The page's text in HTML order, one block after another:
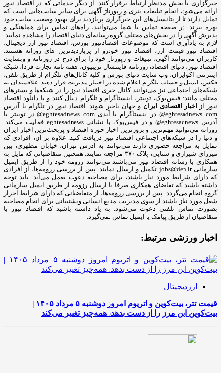
خبرگزاری با بخش مدنظر ارتباط برقرار کنند. از دیگر خدماتی که در اقتصاد نیوز
ارائه می‌شود، انجام تبلیغات بنری و رپورتاژ آگهی برای سایر سایت‌هایی است که
تمایل دارند تا از پتانسیل‌های این خبرگزاری پربازدید برای بهبود وضعیت سایت خود
بهره ببرند. در صفحه تماس با شما می‌توانید، راه‌های تماس برای هماهنگی و
پذیرش آگهی را در بخش‌های مختلف گروه رسانه‌ای دنیای اقتصاد را مشاهده نمایید.
لازم به یادآوری است که موضوعات اقتصادنیوز بورس، اقتصاد نیوز ارز دیجیتال،
اقتصاد نیوز قیمت ارز، اقتصاد نیوز خودرو از پربازدیدترین های روزانه هستند.
کاربران می‌توانند آگهی، تبلیغات و رپورتاژ خود را برای درج در روزنامه و وبسایت
اقتصاد نیوز، دنیای اقتصاد، روزنامه فایننشال تریبیون، هفته نامه تجارت فردا، شبکه
اینترنتی اکوایران، وب سایت دنیای بورس و کلیه کانال‌های تلگرام از طریق تلفن،
فکس، ایمیل و حساب تلگرام اعلام شده در اختیار مدیریت قرار دهند. علاقمندان به
شبکه‎‌های اجتماعی نیز می‌توانند کانال خبری اقتصاد نیوز را در شبکه‌ها و بسترهای
مختلف مانند: فیس‌بوک، توییتر، اینستاگرام و تلگرام دنبال کنند و با دانلود اقتصاد
نیوز از اخبار اقتصادی ایران و جهان باخبر شوند. اقتصاد نیوز در تلگرام با آدرس
eghtesadnews_com@ در اینستاگرام با آیدی eghtesadnews_com@ در توییتر با
آدرس eghtesadnews@ و در فیس‌بوک با نشانی eghtesadnews فعالیت می‌کند.
روزانه می‌توانید مهم‌ترین و بروزترین اخبار حوزه اقتصاد و پربحث‌ترین اخبار ایران
و دنیا را در شبکه‌های اجتماعی اقتصاد نیوز دریافت کنید. علاوه بر آن، افرادی که
تمایل به مراجعه حضوری دارند می‌توانند به آدرس تهران، خیابان مطهری، بین
میرزای شیرازی و سنایی، پلاک ۳۷۰ مراجعه نمایند. همچنین متقاضیانی که مایل به
همکاری با رسانه‌ اقتصاد نیوز می‌باشند می‌توانند رزومه خود را از طریق ایمیل
سازمانی jobs@den.ir تکمیل و ارسال نمایند. پس از بررسی رزومه‌ها، از افرادی
که دارای شرایط مورد نیاز باشند، برای مصاحبه دعوت بعمل می‌آید. باید توجه
داشته باشید که تقاضای همکاری صرفا با ارسال رزومه از طریق ایمیل سازمانی
گروه انجام می‌گردد. پس از بررسی رزومه‌ها، از متقاضیانی که دارای شرایط احراز
شغل مورد نیاز باشند از سوی مدیریت منابع انسانی وپشتیبانی برای انجام مصاحبه
بصورت تماس تلفنی دعوت می‌شود. به یاد داشته باشید که اقتصاد نیوز با
متقاضیان از طریق پیامک یا ایمیل تماس نمی‌گیرد.
اخبار ورزشی مرتبط:
ارزدیجیتال
قیمت تتر، بیت‌کوین و اتریوم امروز دوشنبه ۵ مرداد ۱۴۰۵ |
بیت‌کوین این مرز را از دست بدهد، همه‌چیز تغییر می‌کند